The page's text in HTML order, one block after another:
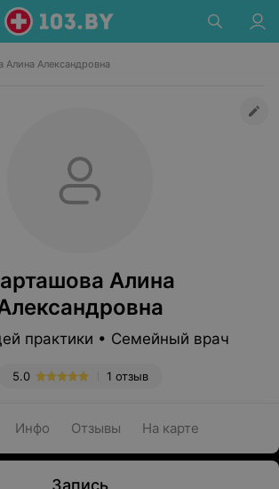
Алина Александровна
Алина
практики • Семейный врач
1 отзыв
5.0
Инфо Отзывы На карте
Запись